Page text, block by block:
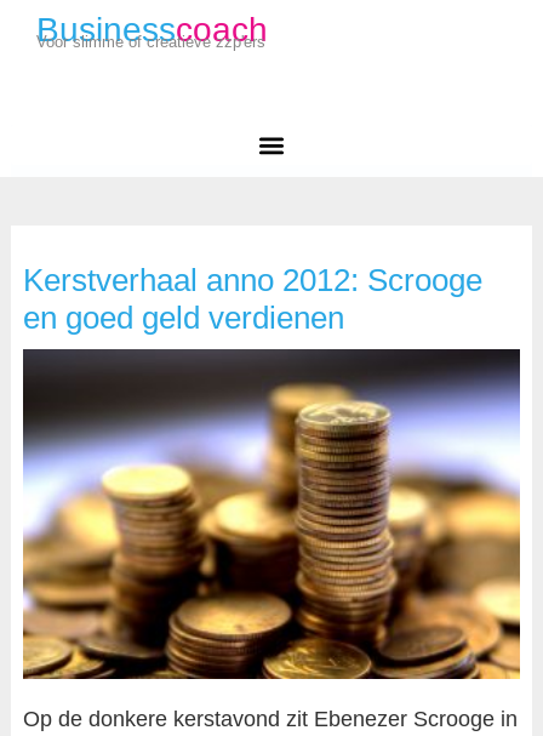
Businesscoach
Voor slimme of creatieve zzp'ers
Kerstverhaal anno 2012: Scrooge
en goed geld verdienen
Op de donkere kerstavond zit Ebenezer Scrooge in